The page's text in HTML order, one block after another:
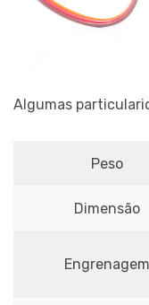
Algumas
Peso
Dimensão
Engrenagem